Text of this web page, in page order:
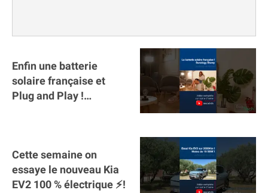
Enfin une batterie
solaire française et
Plug and Play !
Cette semaine on
essaye le nouveau Kia
EV2 100 % électrique ⚡️!